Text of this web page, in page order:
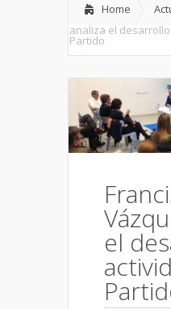
Home
analiza el
Partido
el